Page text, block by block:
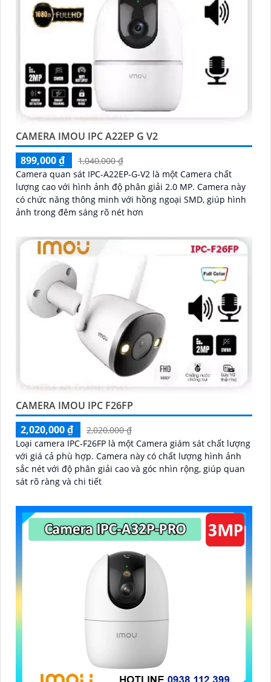
CAMERA IMOU IPC A22EP G V2
899,000 ₫
1,040,000 ₫
Camera quan sát IPC-A22EP-G-V2 là một Camera chất
lượng cao với hình ảnh độ phân giải 2.0 MP. Camera này
có chức năng thông minh với hồng ngoại SMD, giúp hình
ảnh trong đêm sáng rõ nét hơn
CAMERA IMOU IPC F26FP
2,020,000 ₫
2,020,000 ₫
Loại camera IPC-F26FP là một Camera giám sát chất lượng
với giá cả phù hợp. Camera này có chất lượng hình ảnh
sắc nét với độ phân giải cao và góc nhìn rộng, giúp quan
sát rõ ràng và chi tiết